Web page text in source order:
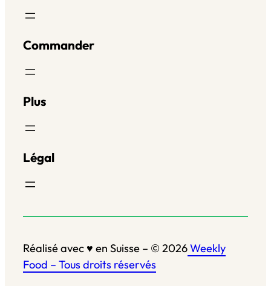
Commander
Plus
Légal
Réalisé avec ♥ en Suisse – © 2026Weekly
Food – Tous droits réservés